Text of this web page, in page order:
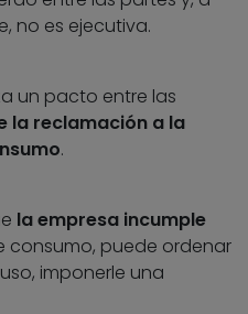
no es ejecutiva.
un pacto entre las
la reclamación a la
.
la empresa incumple
consumo, puede ordenar
imponerle una